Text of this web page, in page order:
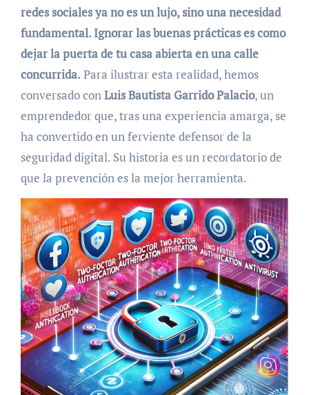
redes sociales ya no es un lujo, sino una necesidad
fundamental. Ignorar las buenas prácticas es como
dejar la puerta de tu casa abierta en una calle
concurrida. Para ilustrar esta realidad, hemos
conversado conLuis Bautista Garrido Palacio, un
emprendedor que, tras una experiencia amarga, se
ha convertido en un ferviente defensor de la
seguridad digital. Su historia es un recordatorio de
que la prevención es la mejor herramienta.